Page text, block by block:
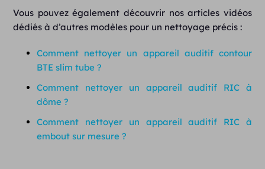
Vous pouvez également découvrir nos articles vidéos
dédiés à d’autres modèles pour un nettoyage précis :
Comment nettoyer un appareil auditif contour
BTE slim tube ?
Comment nettoyer un appareil auditif RIC à
dôme ?
Comment nettoyer un appareil auditif RIC à
embout sur mesure ?